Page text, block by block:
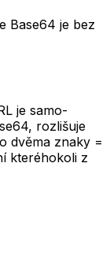
Base64 je bez
je samo-
rozlišuje
dvěma znaky =
kteréhokoli z